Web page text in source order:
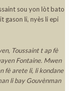
sou yon lòt bato
gason li, nyès li epi
Toussaint t ap fè
Fontaine. Mwen
fè arete li, li kondane
li bay Gouvènman